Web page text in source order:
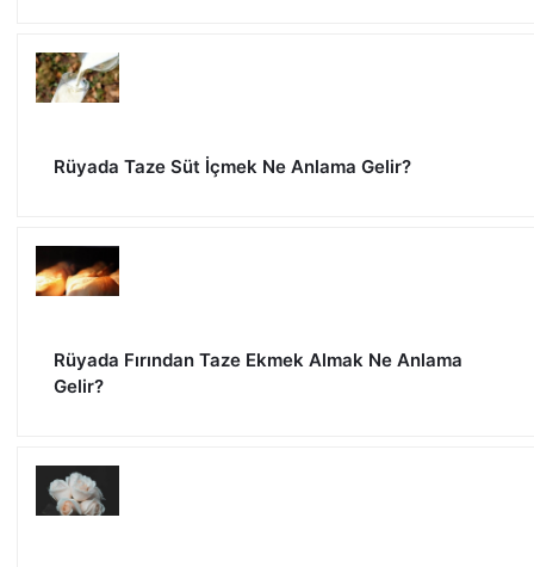
Rüyada Taze Süt İçmek Ne Anlama Gelir?
Rüyada Fırından Taze Ekmek Almak Ne Anlama
Gelir?